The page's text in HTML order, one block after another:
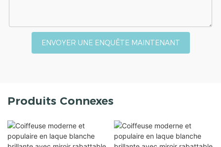
ENVOYER UNE ENQUÊTE MAINTENANT
Produits Connexes